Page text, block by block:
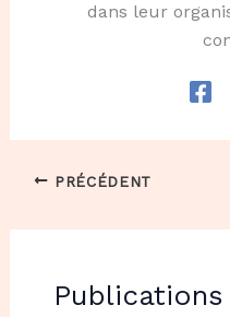
dans leur
PRÉCÉDENT